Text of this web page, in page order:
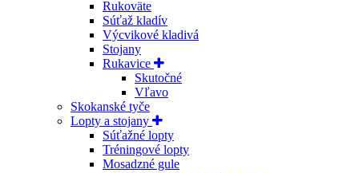
Rukoväte
Súťaž kladív
Výcvikové kladivá
Stojany
Rukavice
Skutočné
Vľavo
Skokanské tyče
Lopty a stojany
Súťažné lopty
Tréningové lopty
Mosadzné gule